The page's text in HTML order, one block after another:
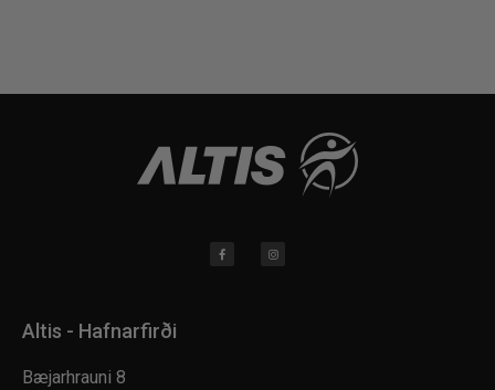
Altis - Hafnarfirði
Bæjarhrauni 8